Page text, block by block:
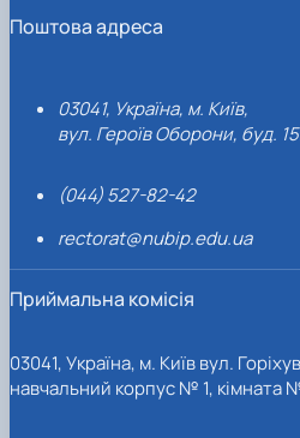
Поштова адреса
03041, Україна, м. Київ,
вул. Героїв Оборони, буд.
(044) 527-82-42
rectorat@nubip.edu.ua
Приймальна комісія
03041, Україна, м. Київ вул.
навчальний корпус № 1, кімната